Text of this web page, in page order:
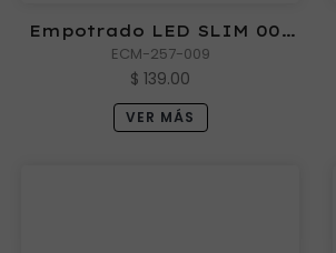
Empotrado LED SLIM 009
6000 9W
ECM-257-009
$ 139.00
VER MÁS